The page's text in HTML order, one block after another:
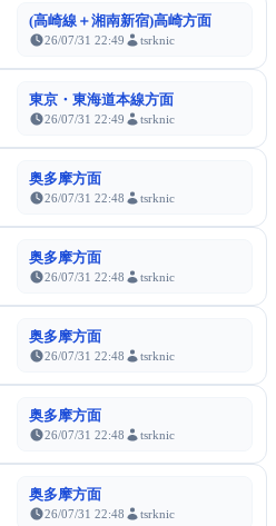
(高崎線＋湘南新宿)高崎方面
26/07/31 22:49 tsrknic
東京・東海道本線方面
26/07/31 22:49 tsrknic
奥多摩方面
26/07/31 22:48 tsrknic
奥多摩方面
26/07/31 22:48 tsrknic
奥多摩方面
26/07/31 22:48 tsrknic
奥多摩方面
26/07/31 22:48 tsrknic
奥多摩方面
26/07/31 22:48 tsrknic